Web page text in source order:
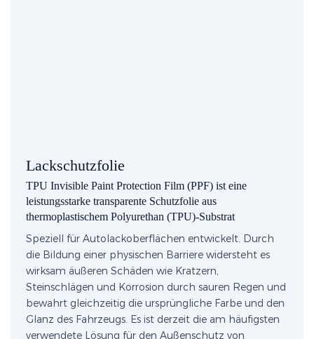
Lackschutzfolie
TPU Invisible Paint Protection Film (PPF) ist eine
leistungsstarke transparente Schutzfolie aus
thermoplastischem Polyurethan (TPU)-Substrat
Speziell für Autolackoberflächen entwickelt. Durch
die Bildung einer physischen Barriere widersteht es
wirksam äußeren Schäden wie Kratzern,
Steinschlägen und Korrosion durch sauren Regen und
bewahrt gleichzeitig die ursprüngliche Farbe und den
Glanz des Fahrzeugs. Es ist derzeit die am häufigsten
verwendete Lösung für den Außenschutz von